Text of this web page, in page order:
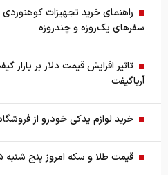
راهنمای خرید تجهیزات
سفرهای یک‌روزه و چندروزه
تاثیر افزایش قیمت دلار بر بازار
آریاگیفت
خرید لوازم یدکی خودرو از
قیمت طلا و سکه امروز پنج شنبه ۱۵ مرداد ۱۴۰۵